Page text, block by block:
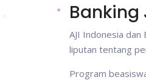
AJI Indonesia
liputan tentang
Program